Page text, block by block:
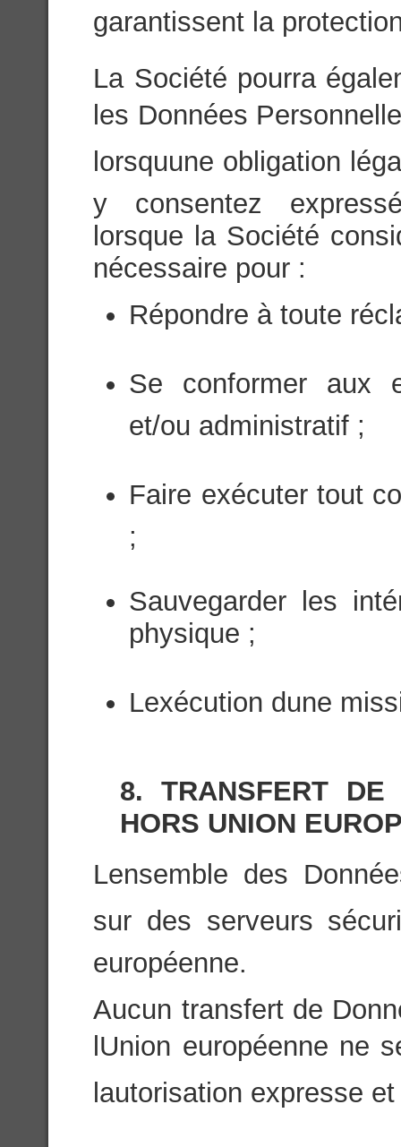
garantissent la
La Société pourra
les Données
lorsquune obligation
y consentez
lorsque la Société
nécessaire pour :
Répondre à toute
Se conformer aux
et/ou administratif ;
Faire exécuter tout
;
Sauvegarder les
physique ;
Lexécution dune
8. TRANSFERT DE
HORS UNION
Lensemble des
sur des serveurs
européenne.
Aucun transfert de
lUnion européenne
lautorisation expresse